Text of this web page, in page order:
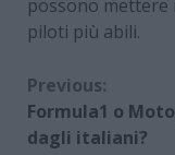
possono mettere
piloti più abili.
Continue
Reading
Previous:
Formula1 o
dagli italiani?